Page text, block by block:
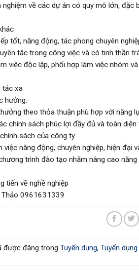
nghiệm về các dự án có quy mô lớn, đặc
tốt, năng động, tác phong chuyên
tắc trong công việc và có tinh thần
việc độc lập, phối hợp làm việc nhóm
tác xa
hưởng:
theo thỏa thuận phù hợp với năng
chính sách phúc lợi đầy đủ và toàn diện
sách của công ty
năng động, chuyên nghiệp, hiện đại
trình đào tạo nhằm nâng cao
tiến về nghề nghiệp
Thảo 0961631339
được đăng trong Tuyển dụng, Tuyển